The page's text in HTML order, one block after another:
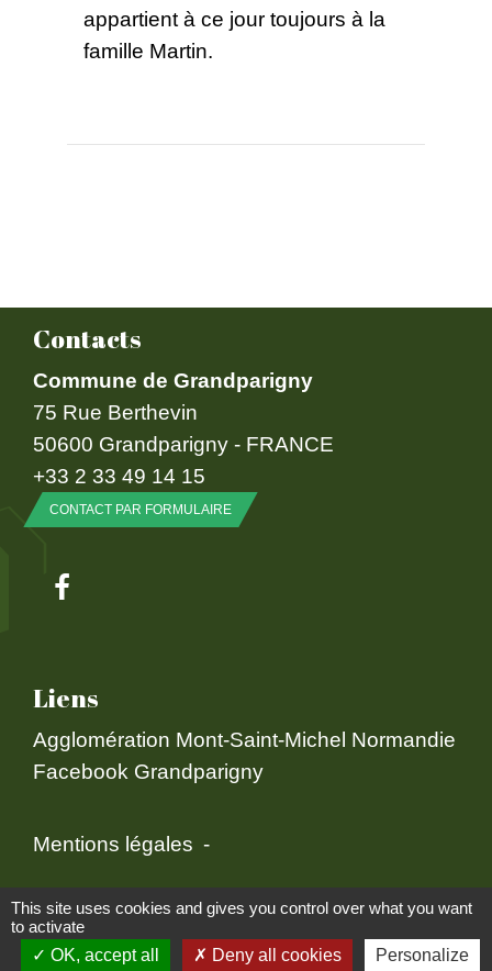
appartient à ce jour toujours à la
famille Martin.
Contacts
Commune de Grandparigny
75 Rue Berthevin
50600 Grandparigny - FRANCE
+33 2 33 49 14 15
CONTACT PAR FORMULAIRE
Liens
Agglomération Mont-Saint-Michel Normandie
Facebook Grandparigny
Mentions légales -
Plan du site - Gestion des cookies
This site uses cookies and gives you control over what you want
to activate
OK, accept all
Deny all cookies Personalize